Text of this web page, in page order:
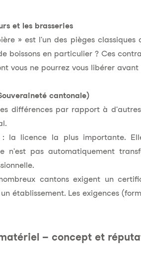
et les brasseries
» est l'un des pièges
boissons en particulier ? Ces
vous ne pourrez vous libérer avant
cantonale)
différences par rapport à
: la licence la plus importante.
n'est pas automatiquement
cantons exigent un
établissement. Les exigences
– concept et